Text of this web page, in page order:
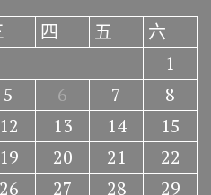
四 五
六
1
5 6 7
8
12 13 14
15
19 20 21
22
26 27 28
29